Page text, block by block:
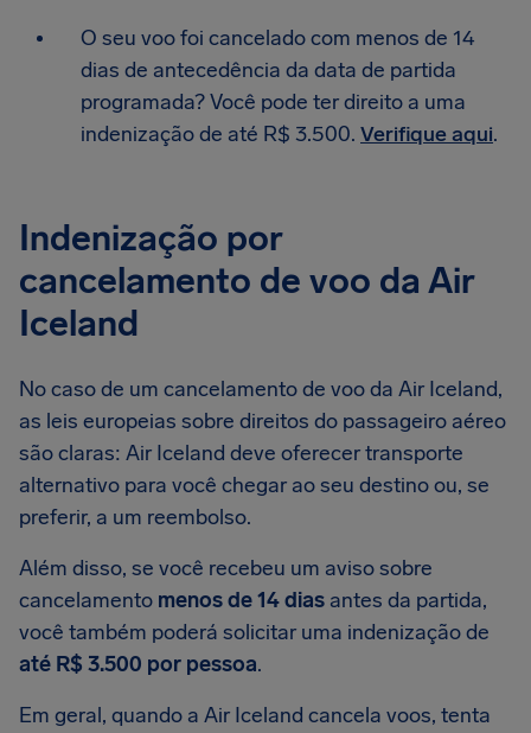
O seu voo foi cancelado com menos de 14
dias de antecedência da data de partida
programada? Você pode ter direito a uma
indenização de até R$ 3.500. Verifique aqui.
Indenização por
cancelamento de voo da Air
Iceland
No caso de um cancelamento de voo da Air Iceland,
as leis europeias sobre direitos do passageiro aéreo
são claras: Air Iceland deve oferecer transporte
alternativo para você chegar ao seu destino ou, se
preferir, a um reembolso.
Além disso, se você recebeu um aviso sobre
cancelamento menos de 14 dias antes da partida,
você também poderá solicitar uma indenização de
até R$ 3.500 por pessoa.
Em geral, quando a Air Iceland cancela voos, tenta